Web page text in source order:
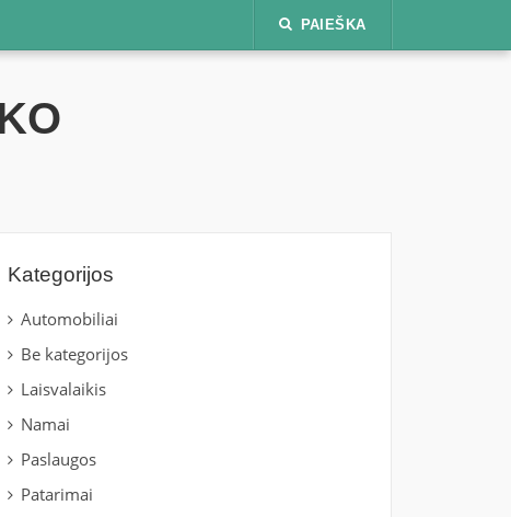
PAIEŠKA
Kategorijos
Automobiliai
Be kategorijos
Laisvalaikis
Namai
Paslaugos
Patarimai